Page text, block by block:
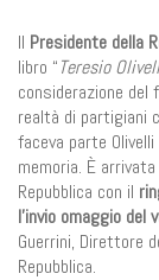
Il Presidente della
libro “Teresio
considerazione del
realtà di partigiani
faceva parte
memoria. È
Repubblica con il
l’invio omaggio del
Guerrini, Direttore
Repubblica.